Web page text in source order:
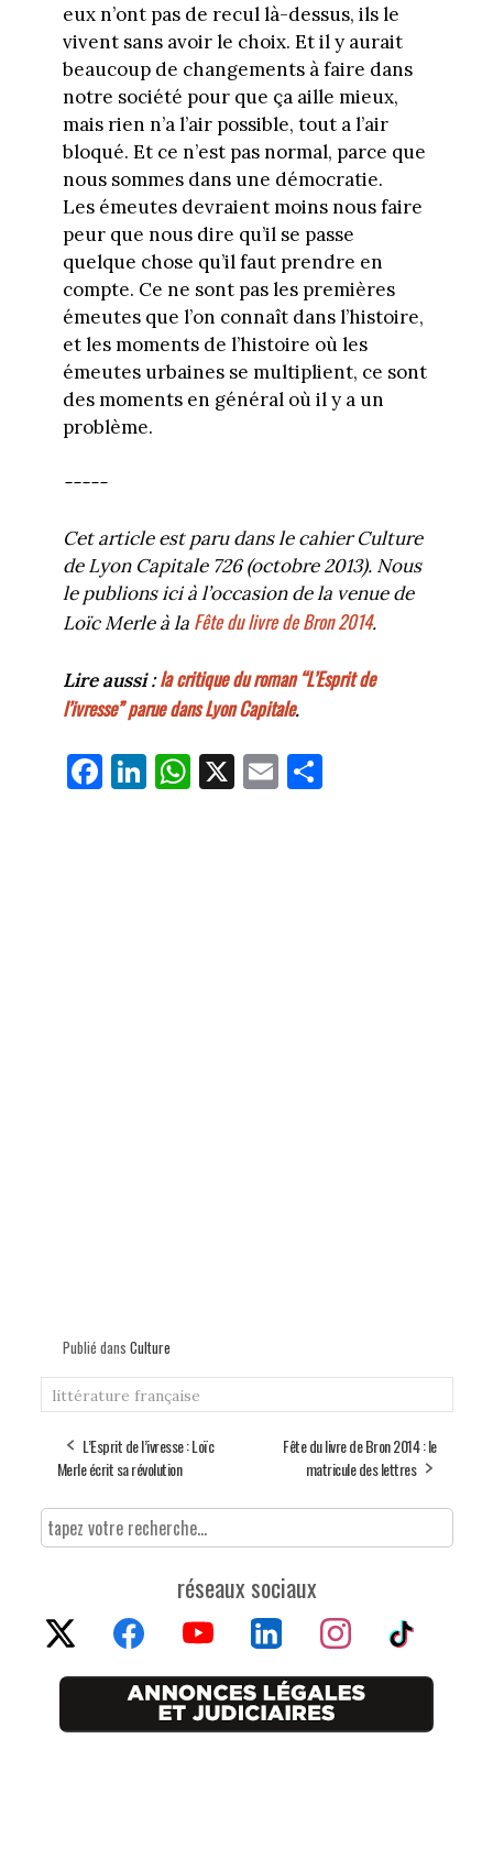
eux n’ont pas de recul là-dessus, ils le
vivent sans avoir le choix. Et il y aurait
beaucoup de changements à faire dans
notre société pour que ça aille mieux,
mais rien n’a l’air possible, tout a l’air
bloqué. Et ce n’est pas normal, parce que
nous sommes dans une démocratie.
Les émeutes devraient moins nous faire
peur que nous dire qu’il se passe
quelque chose qu’il faut prendre en
compte. Ce ne sont pas les premières
émeutes que l’on connaît dans l’histoire,
et les moments de l’histoire où les
émeutes urbaines se multiplient, ce sont
des moments en général où il y a un
problème.
-----
Cet article est paru dans le cahier Culture
de Lyon Capitale 726 (octobre 2013). Nous
le publions ici à l’occasion de la venue de
Loïc Merle à la Fête du livre de Bron 2014.
Lire aussi :la critique du roman “L’Esprit de
l’ivresse” parue dans Lyon Capitale.
Fa
ce
Li
nk
W
ha
X E
m
Pa
rt
Publié dans Culture
littérature française
L’Esprit de l’ivresse : Loïc
Merle écrit sa révolution
Fête du livre de Bron 2014 : le
matricule des lettres
réseaux sociaux